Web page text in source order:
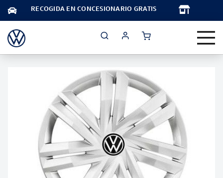
RECOGIDA EN CONCESIONARIO GRATIS
imágenes